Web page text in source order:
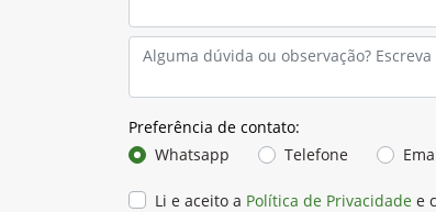
Preferência de contato:
Whatsapp
Telefone
Li e aceito a Política de Privacidade e